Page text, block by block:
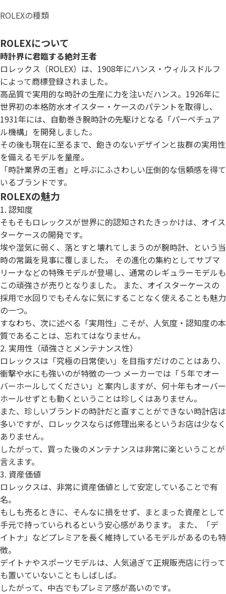
ROLEXの種類
ROLEXについて
時計界に君臨する絶対王者
ロレックス（ROLEX）は、1908年にハンス・ウィルスドルフ
によって商標登録されました。
高品質で実用的な時計の生産に力を注いだハンス。1926年に
世界初の本格防水オイスター・ケースのパテントを取得し、
1931年には、自動巻き腕時計の先駆けとなる「パーペチュア
ル機構」を開発しました。
その後も現在に至るまで、飽きのないデザインと抜群の実用性
を備えるモデルを量産。
「時計業界の王者」と呼ぶにふさわしい圧倒的な信頼感を得て
いるブランドです。
ROLEXの魅力
1. 認知度
そもそもロレックスが世界に的認知されたきっかけは、オイス
ターケースの開発です。
埃や湿気に弱く、落とすと壊れてしまうのが腕時計、という当
時の常識を見事に覆しました。 その進化の集約としてサブマ
リーナなどの特殊モデルが登場し、通常のレギュラーモデルも
この頑強さが売りとなりました。 また、オイスターケースの
採用で水回りでもそんなに気にすることなく使えることも魅力
の一つ。
すなわち、次に述べる「実用性」こそが、人気度・認知度の本
質であることは、忘れてはなりません。
2. 実用性（頑強さとメンテナンス性）
ロレックスは「究極の日常使い」を目指すだけのことはあり、
衝撃や水にも強いのが特徴の一つ メーカーでは「５年でオー
バーホールしてください」と案内しますが、何十年もオーバー
ホールせずとも動くということは珍しくはありません。
また、珍しいブランドの時計だと直すことができない時計店は
多いですが、ロレックスならば修理出来るというお店は少なく
ありません。
したがって、買った後のメンテナンスは非常に楽ということが
言えます。
3. 資産価値
ロレックスは、非常に資産価値として安定していることで有
名。
もしも売るときに、そんなに損をせず、まとまった資産として
手元で持っていられるという安心感があります。 また、「デ
イトナ」などプレミアを長く維持しているモデルがあるのも特
徴。
デイトナやスポーツモデルは、人気過ぎて正規販売店に行って
も置いていないこともしばしば。
したがって、中古でもプレミア感が高いのです。